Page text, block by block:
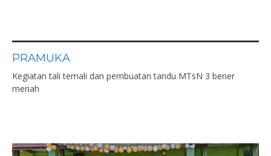
PRAMUKA
Kegiatan tali temali dan pembuatan tandu MTsN 3 bener
meriah